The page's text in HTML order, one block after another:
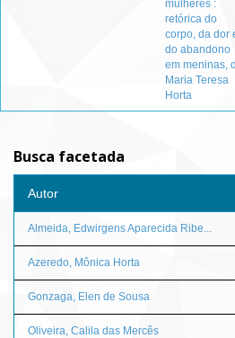
mulheres :
retórica do
corpo, da dor
do abandono
em meninas,
Maria Teresa
Horta
Busca facetada
Autor
Almeida, Edwirgens Aparecida Ribe...
Azeredo, Mônica Horta
Gonzaga, Elen de Sousa
Oliveira, Calila das Mercês